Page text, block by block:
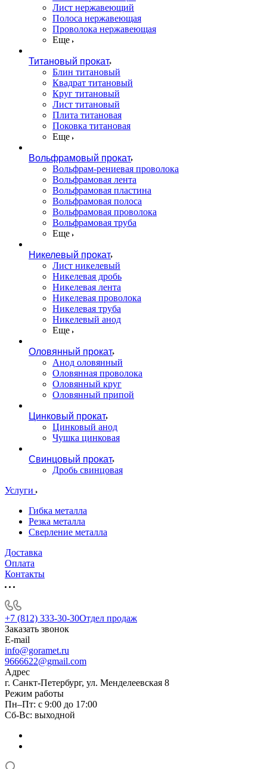
Лист нержавеющий
Полоса нержавеющая
Проволока нержавеющая
Еще
Титановый прокат
Блин титановый
Квадрат титановый
Круг титановый
Лист титановый
Плита титановая
Поковка титановая
Еще
Вольфрамовый прокат
Вольфрам-рениевая проволока
Вольфрамовая лента
Вольфрамовая пластина
Вольфрамовая полоса
Вольфрамовая проволока
Вольфрамовая труба
Еще
Никелевый прокат
Лист никелевый
Никелевая дробь
Никелевая лента
Никелевая проволока
Никелевая труба
Никелевый анод
Еще
Оловянный прокат
Анод оловянный
Оловянная проволока
Оловянный круг
Оловянный припой
Цинковый прокат
Цинковый анод
Чушка цинковая
Свинцовый прокат
Дробь свинцовая
Услуги
Гибка металла
Резка металла
Сверление металла
Доставка
Оплата
Контакты
+7 (812) 333-30-30Отдел продаж
Заказать звонок
E-mail
info@goramet.ru
9666622@gmail.com
Адрес
г. Санкт-Петербург, ул. Менделеевская 8
Режим работы
Пн–Пт: с 9:00 до 17:00
Сб-Вс: выходной